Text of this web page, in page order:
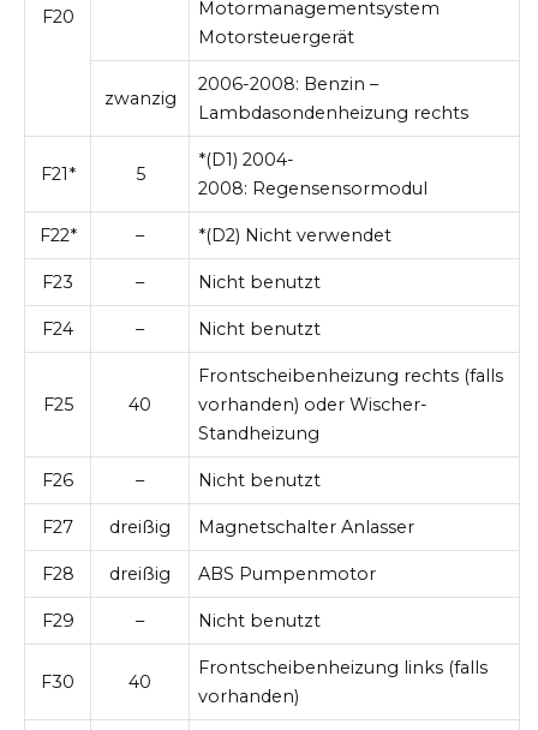
F20
Motormanagementsystem
Motorsteuergerät
zwanzig
2006-2008: Benzin –
Lambdasondenheizung rechts
F21* 5
*(D1)2004-
2008: Regensensormodul
F22* – *(D2) Nicht verwendet
F23 – Nicht benutzt
F24 – Nicht benutzt
F25 40
Frontscheibenheizung rechts (falls
vorhanden) oder Wischer-
Standheizung
F26 – Nicht benutzt
F27 dreißig Magnetschalter Anlasser
F28 dreißig ABS Pumpenmotor
F29 – Nicht benutzt
F30 40
Frontscheibenheizung links (falls
vorhanden)